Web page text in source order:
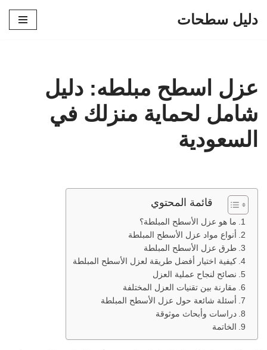
دليل سطحات
عزل اسطح مبلطه: دليل
شامل لحماية منزلك في
السعودية
قائمة المحتوي
ما هو عزل الأسطح المبلطة؟
أنواع مواد عزل الأسطح المبلطة
طرق عزل الأسطح المبلطة
كيفية اختيار أفضل طريقة لعزل الأسطح المبلطة
نصائح لنجاح عملية العزل
مقارنة بين تقنيات العزل المختلفة
أسئلة شائعة حول عزل الأسطح المبلطة
دراسات وأبحاث موثوقة
الخاتمة